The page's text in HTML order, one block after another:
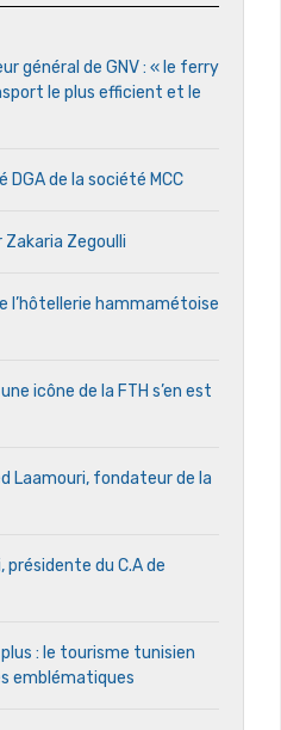
général de GNV : « le ferry
le plus efficient et le
DGA de la société MCC
Zakaria Zegoulli
l’hôtellerie hammamétoise
icône de la FTH s’en est
Laamouri, fondateur de la
présidente du C.A de
: le tourisme tunisien
emblématiques